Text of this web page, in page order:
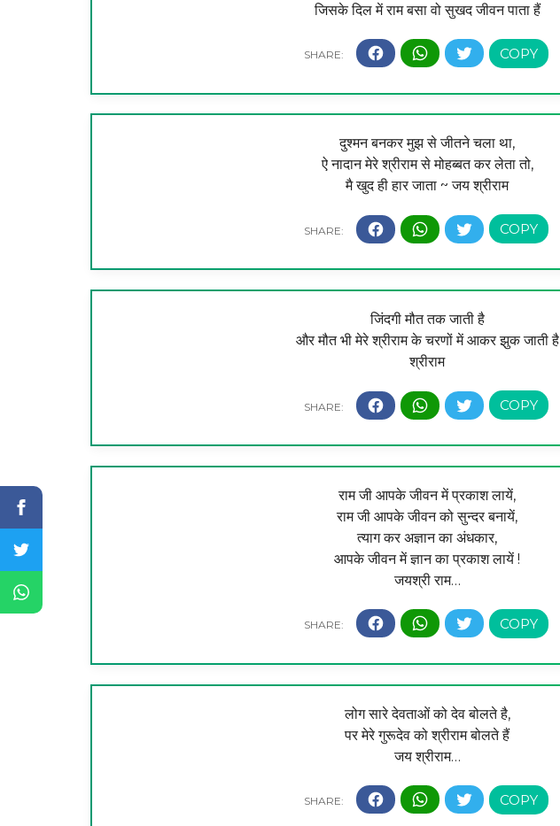
जिसके दिल में राम बसा वो सुखद जीवन पाता हैं
दुश्मन बनकर मुझ से जीतने चला था,
ऐ नादान मेरे श्रीराम से मोहब्बत कर लेता तो,
मै खुद ही हार जाता ~ जय श्रीराम
जिंदगी मौत तक जाती है
और मौत भी मेरे श्रीराम के चरणों में आकर झुक जाती है
श्रीराम
राम जी आपके जीवन में प्रकाश लायें,
राम जी आपके जीवन को सुन्दर बनायें,
त्याग कर अज्ञान का अंधकार,
आपके जीवन में ज्ञान का प्रकाश लायें !
जयश्री राम…
लोग सारे देवताओं को देव बोलते है,
पर मेरे गुरूदेव को श्रीराम बोलते हैं
जय श्रीराम…